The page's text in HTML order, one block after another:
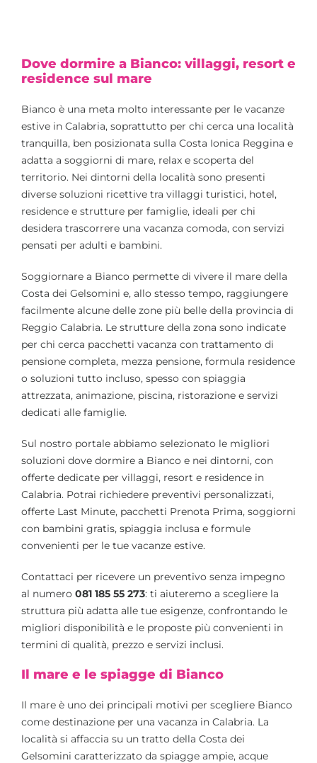
Dove dormire a Bianco: villaggi, resort e
residence sul mare
Bianco è una meta molto interessante per le vacanze
estive in Calabria, soprattutto per chi cerca una località
tranquilla, ben posizionata sulla Costa Ionica Reggina e
adatta a soggiorni di mare, relax e scoperta del
territorio. Nei dintorni della località sono presenti
diverse soluzioni ricettive tra villaggi turistici, hotel,
residence e strutture per famiglie, ideali per chi
desidera trascorrere una vacanza comoda, con servizi
pensati per adulti e bambini.
Soggiornare a Bianco permette di vivere il mare della
Costa dei Gelsomini e, allo stesso tempo, raggiungere
facilmente alcune delle zone più belle della provincia di
Reggio Calabria. Le strutture della zona sono indicate
per chi cerca pacchetti vacanza con trattamento di
pensione completa, mezza pensione, formula residence
o soluzioni tutto incluso, spesso con spiaggia
attrezzata, animazione, piscina, ristorazione e servizi
dedicati alle famiglie.
Sul nostro portale abbiamo selezionato le migliori
soluzioni dove dormire a Bianco e nei dintorni, con
offerte dedicate per villaggi, resort e residence in
Calabria. Potrai richiedere preventivi personalizzati,
offerte Last Minute, pacchetti Prenota Prima, soggiorni
con bambini gratis, spiaggia inclusa e formule
convenienti per le tue vacanze estive.
Contattaci per ricevere un preventivo senza impegno
al numero 081 185 55 273: ti aiuteremo a scegliere la
struttura più adatta alle tue esigenze, confrontando le
migliori disponibilità e le proposte più convenienti in
termini di qualità, prezzo e servizi inclusi.
Il mare e le spiagge di Bianco
Il mare è uno dei principali motivi per scegliere Bianco
come destinazione per una vacanza in Calabria. La
località si affaccia su un tratto della Costa dei
Gelsomini caratterizzato da spiagge ampie, acque